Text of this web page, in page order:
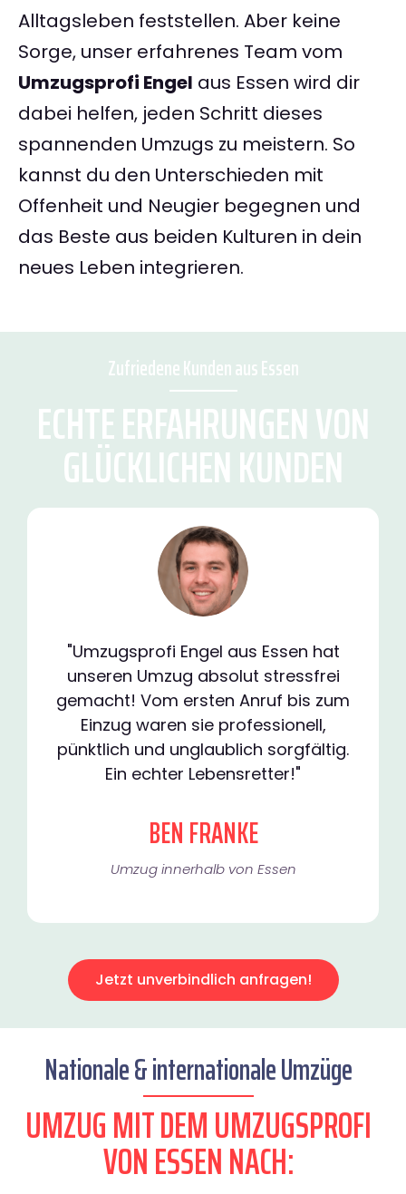
Alltagsleben feststellen. Aber keine
Sorge, unser erfahrenes Team vom
Umzugsprofi Engel aus Essen wird dir
dabei helfen, jeden Schritt dieses
spannenden Umzugs zu meistern. So
kannst du den Unterschieden mit
Offenheit und Neugier begegnen und
das Beste aus beiden Kulturen in dein
neues Leben integrieren.
Zufriedene Kunden aus Essen
ECHTE ERFAHRUNGEN VON
GLÜCKLICHEN KUNDEN
"Umzugsprofi Engel aus Essen hat
unseren Umzug absolut stressfrei
gemacht! Vom ersten Anruf bis zum
Einzug waren sie professionell,
pünktlich und unglaublich sorgfältig.
Ein echter Lebensretter!"
BEN FRANKE
Umzug innerhalb von Essen​
Jetzt unverbindlich anfragen!
Nationale & internationale Umzüge
UMZUG MIT DEM UMZUGSPROFI
VON ESSEN NACH: